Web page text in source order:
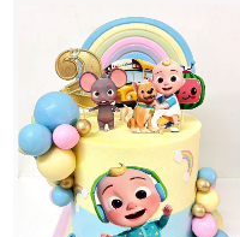
עוגת קוקומלון
התקשר/י